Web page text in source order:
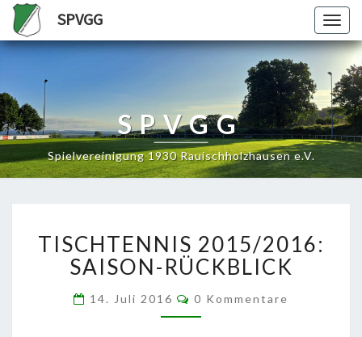
SPVGG
SPVGG
Spielvereinigung 1930 Rauischholzhausen e.V.
2015/2016:
SAISON-
RÜCKBLICK
TISCHTENNIS 2015/2016:
SAISON-RÜCKBLICK
14. Juli 2016 Kommentare
0 Kommentare